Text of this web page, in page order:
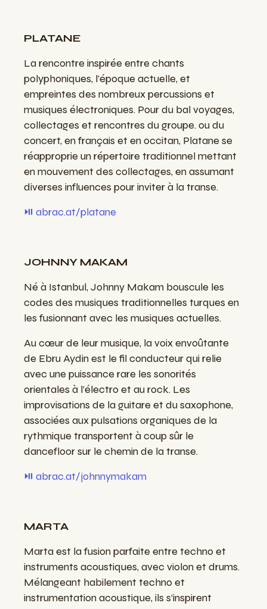
PLATANE
La rencontre inspirée entre chants
polyphoniques, l’époque actuelle, et
empreintes des nombreux percussions et
musiques électroniques. Pour du bal voyages,
collectages et rencontres du groupe. ou du
concert, en français et en occitan, Platane se
réapproprie un répertoire traditionnel mettant
en mouvement des collectages, en assumant
diverses influences pour inviter à la transe.
⏯️ abrac.at/platane
JOHNNY MAKAM
Né à Istanbul, Johnny Makam bouscule les
codes des musiques traditionnelles turques en
les fusionnant avec les musiques actuelles.
Au cœur de leur musique, la voix envoûtante
de Ebru Aydin est le fil conducteur qui relie
avec une puissance rare les sonorités
orientales à l’électro et au rock. Les
improvisations de la guitare et du saxophone,
associées aux pulsations organiques de la
rythmique transportent à coup sûr le
dancefloor sur le chemin de la transe.
⏯️ abrac.at/johnnymakam
MARTA
Marta est la fusion parfaite entre techno et
instruments acoustiques, avec violon et drums.
Mélangeant habilement techno et
instrumentation acoustique, ils s’inspirent